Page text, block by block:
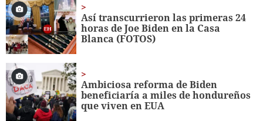
Así transcurrieron las primeras 24
horas de Joe Biden en la Casa
Blanca (FOTOS)
Ambiciosa reforma de Biden
beneficiaría a miles de hondureños
que viven en EUA